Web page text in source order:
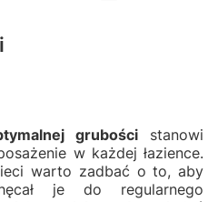
grubościstanowi
w każdej łazience.
warto zadbać o to, aby
je do regularnego